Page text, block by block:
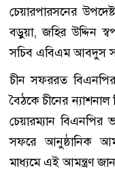
চেয়ারপারসনের
বড়ুয়া, জহির উদ্দিন
সচিব এবিএম আবদুস
চীন সফররত
বৈঠকে চীনের ন্যাশনাল
চেয়ারম্যান বিএনপির
সফরে আনুষ্ঠানিক
মাধ্যমে এই আমন্ত্রণ